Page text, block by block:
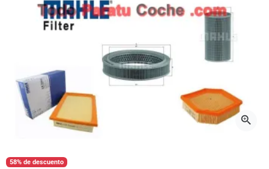
zoom_in
58% de descuento